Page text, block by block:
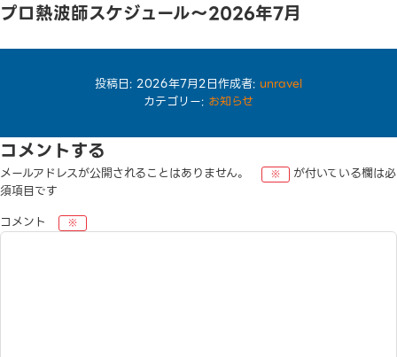
プロ熱波師スケジュール〜2026年7月
プロ熱波師スケジュール
投稿日: 2026年7月2日作成者: unravel
カテゴリー: お知らせ
コメントする
メールアドレスが公開されることはありません。 ※
が付いている欄は必
須項目です
コメント
※